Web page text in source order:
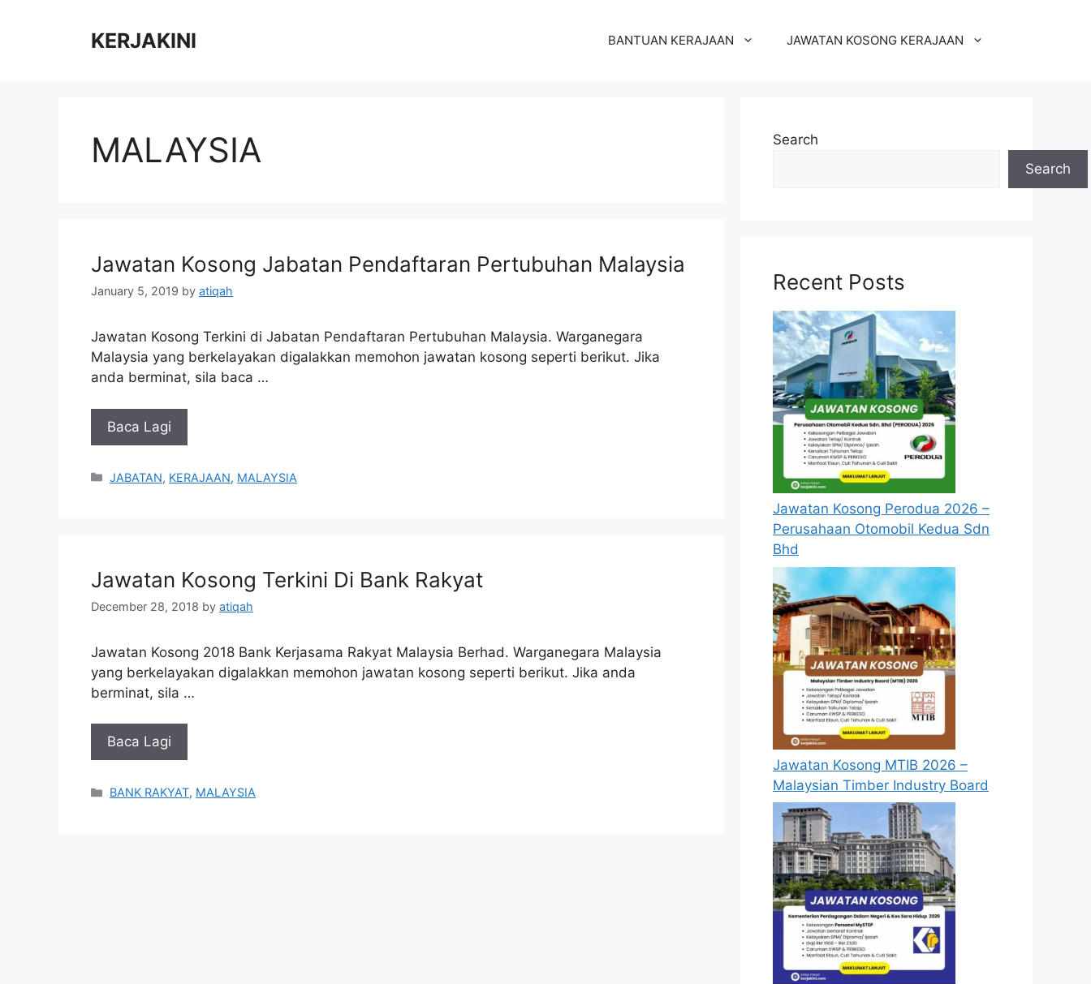
KERJAKINI BANTUAN KERAJAAN JAWATAN KOSONG KERAJAAN
MALAYSIA
Jawatan Kosong Jabatan Pendaftaran Pertubuhan Malaysia
January 5, 2019 by atiqah
Jawatan Kosong Terkini di Jabatan Pendaftaran Pertubuhan Malaysia. Warganegara
Malaysia yang berkelayakan digalakkan memohon jawatan kosong seperti berikut. Jika
anda berminat, sila baca …
Baca Lagi
Categories
JABATAN, KERAJAAN, MALAYSIA
Jawatan Kosong Terkini Di Bank Rakyat
December 28, 2018 by atiqah
Jawatan Kosong 2018 Bank Kerjasama Rakyat Malaysia Berhad. Warganegara Malaysia
yang berkelayakan digalakkan memohon jawatan kosong seperti berikut. Jika anda
berminat, sila …
Baca Lagi
Categories
BANK RAKYAT, MALAYSIA
Search
Search
Recent Posts
Jawatan Kosong Perodua 2026 –
Perusahaan Otomobil Kedua Sdn
Bhd
Jawatan Kosong MTIB 2026 –
Malaysian Timber Industry Board